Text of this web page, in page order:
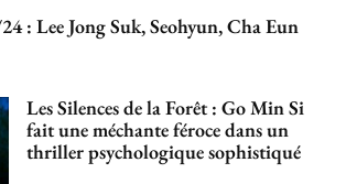
: Lee Jong Suk, Seohyun, Cha Eun
Les Silences de la Forêt : Go Min Si
fait une méchante féroce dans un
thriller psychologique sophistiqué